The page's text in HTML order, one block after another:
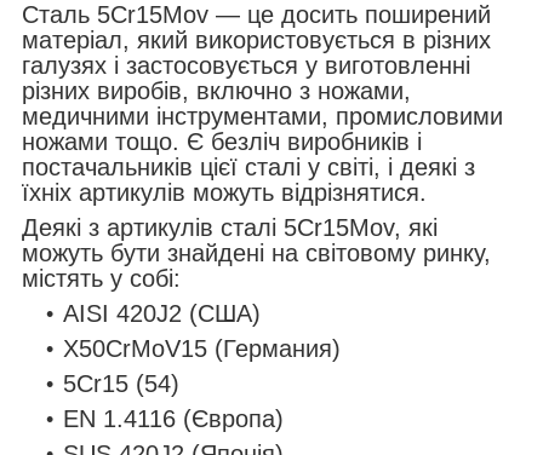
Сталь 5Cr15Mov — це досить поширений
матеріал, який використовується в різних
галузях і застосовується у виготовленні
різних виробів, включно з ножами,
медичними інструментами, промисловими
ножами тощо. Є безліч виробників і
постачальників цієї сталі у світі, і деякі з
їхніх артикулів можуть відрізнятися.
Деякі з артикулів сталі 5Cr15Mov, які
можуть бути знайдені на світовому ринку,
містять у собі:
AISI 420J2 (США)
X50CrMoV15 (Германия)
5Cr15 (54)
EN 1.4116 (Європа)